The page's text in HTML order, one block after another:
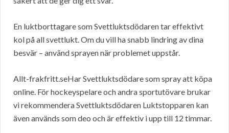
En luktborttagare som Svettluktsdödaren tar effektivt
kol på all svettlukt. Om du vill ha snabb lindring av dina
besvär – använd sprayen när problemet uppstår.
Allt-frakfritt.seHar Svettluktsdödare som spray att köpa
online. För hockeyspelare och andra sportutövare brukar
vi rekommendera Svettluktsdödaren Luktstopparen kan
även används som deo och är effektiv i upp till 12 timmar.